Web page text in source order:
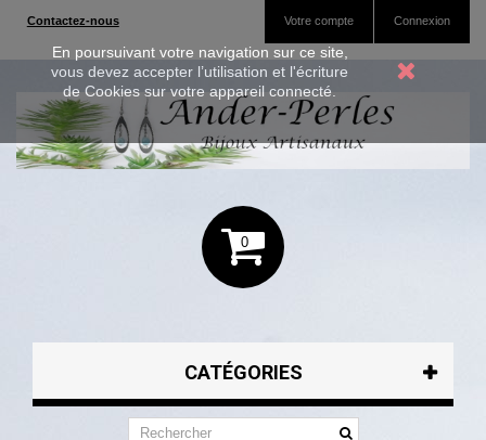
En poursuivant votre navigation sur ce site,
vous devez accepter l’utilisation et l'écriture
de Cookies sur votre appareil connecté.
Connexion
Votre compte
Contactez-nous
0
CATÉGORIES